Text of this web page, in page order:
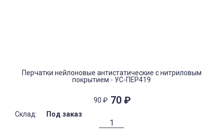
Перчатки нейлоновые антистатические с нитриловым
покрытием - УС-ПЕР419
90 ₽ 70 ₽
Склад: Под заказ